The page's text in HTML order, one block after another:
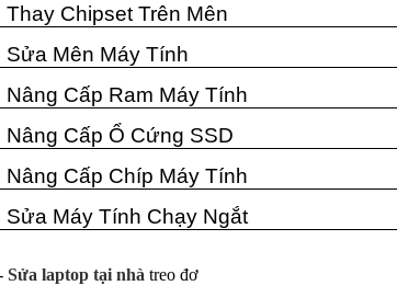
Thay Chipset Trên Mên
Sửa Mên Máy Tính
Nâng Cấp Ram Máy Tính
Nâng Cấp Ổ Cứng SSD
Nâng Cấp Chíp Máy Tính
Sửa Máy Tính Chạy Ngắt
Sửa laptop tại nhà treo đơ